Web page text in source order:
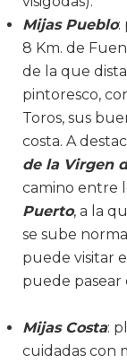
Mijas Pueblo:
8 Km. de
de la que
pintoresco,
Toros, sus
costa. A
de la Virgen
camino entre
Puerto, a la
se sube
puede visitar
puede
Mijas Costa:
cuidadas con